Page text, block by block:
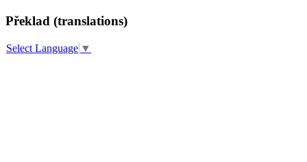
Překlad (translations)
Select Language ▼